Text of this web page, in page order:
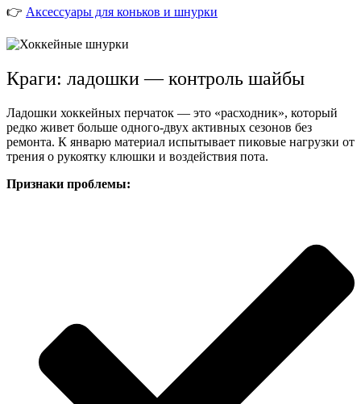
👉 Аксессуары для коньков и шнурки
Краги: ладошки — контроль шайбы
Ладошки хоккейных перчаток — это «расходник», который
редко живет больше одного-двух активных сезонов без
ремонта. К январю материал испытывает пиковые нагрузки от
трения о рукоятку клюшки и воздействия пота.
Признаки проблемы: